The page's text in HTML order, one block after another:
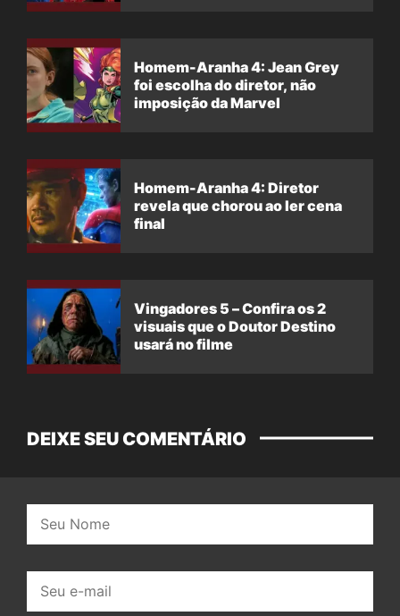
Homem-Aranha 4: Jean Grey
foi escolha do diretor, não
imposição da Marvel
Homem-Aranha 4: Diretor
revela que chorou ao ler cena
final
Vingadores 5 – Confira os 2
visuais que o Doutor Destino
usará no filme
DEIXE SEU COMENTÁRIO
mail: